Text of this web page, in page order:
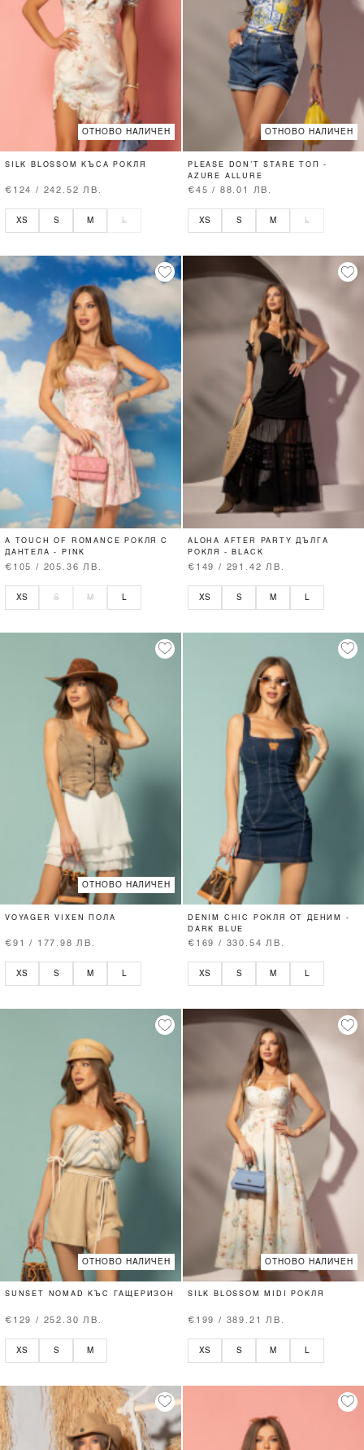
ОТНОВО НАЛИЧЕН
SILK BLOSSOM КЪСА РОКЛЯ
€124 / 242.52 ЛВ.
XS S M L
ОТНОВО НАЛИЧЕН
PLEASE DON’T STARE ТОП -
AZURE ALLURE
€45 / 88.01 ЛВ.
XS S M L
A TOUCH OF ROMANCE РОКЛЯ С
ДАНТЕЛА - PINK
€105 / 205.36 ЛВ.
XS S M
ALOHA AFTER PARTY ДЪЛГА
РОКЛЯ - BLACK
€149 / 291.42 ЛВ.
XS S M
ОТНОВО НАЛИЧЕН
VOYAGER VIXEN ПОЛА
€91 / 177.98 ЛВ.
XS S M L
DENIM CHIC РОКЛЯ ОТ ДЕНИМ -
DARK BLUE
€169 / 330.54 ЛВ.
XS S M L
ОТНОВО НАЛИЧЕН
SUNSET NOMAD КЪС ГАЩЕРИЗОН
€129 / 252.30 ЛВ.
XS S M
ОТНОВО НАЛИЧЕН
SILK BLOSSOM MIDI РОКЛЯ
€199 / 389.21 ЛВ.
XS S M